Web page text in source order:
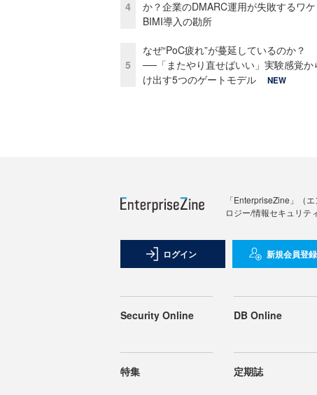
4
か？企業のDMARC運用が失敗するワケ
BIMI導入の勘所
5
なぜ“PoC疲れ”が蔓延しているのか？
──「またやり直せばいい」実験感覚か
け出す5つのゲートモデル
NEW
「EnterpriseZine」（
ロジー/情報セキュリテ
ログイン 新規会員登録
Security Online DB Online
特集 定期誌